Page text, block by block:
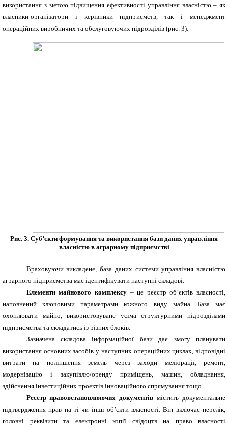
використання з метою підвищення ефективності управління власністю – як
власники-організатори і керівники підприємств, так і менеджмент
операційних виробничих та обслуговуючих підрозділів (рис. 3):
Рис. 3. Суб’єкти формування та використання бази даних управління
власністю в аграрному підприємстві
Враховуючи викладене, база даних системи управління власністю
аграрного підприємства має ідентифікувати наступні складові:
Елементи майнового комплексу– це реєстр об’єктів власності,
наповнений ключовими параметрами кожного виду майна. База має
охоплювати майно, використовуване усіма структурними підрозділами
підприємства та складатись із різних блоків.
Зазначена складова інформаційної бази дає змогу планувати
використання основних засобів у наступних операційних циклах, відповідні
витрати на поліпшення земель через заходи меліорації, ремонт,
модернізацію і закупівлю/оренду приміщень, машин, обладнання,
здійснення інвестиційних проектів інноваційного спрямування тощо.
Реєстр правовстановлюючих документівмістить документальне
підтвердження прав на ті чи інші об’єкти власності. Він включає перелік,
головні реквізити та електронні копії свідоцтв на право власності